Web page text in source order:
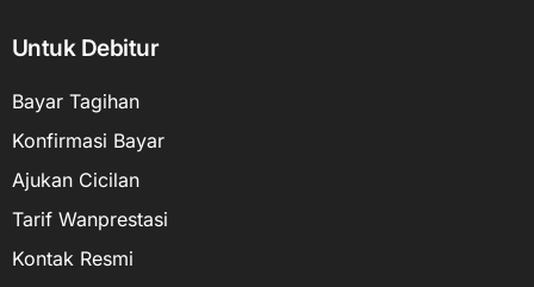
Untuk Debitur
Bayar Tagihan
Konfirmasi Bayar
Ajukan Cicilan
Tarif Wanprestasi
Kontak Resmi